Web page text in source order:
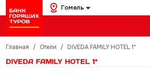
Гомель
Главная / Отели / DIVEDA FAMILY HOTEL 1*
DIVEDA FAMILY HOTEL 1*